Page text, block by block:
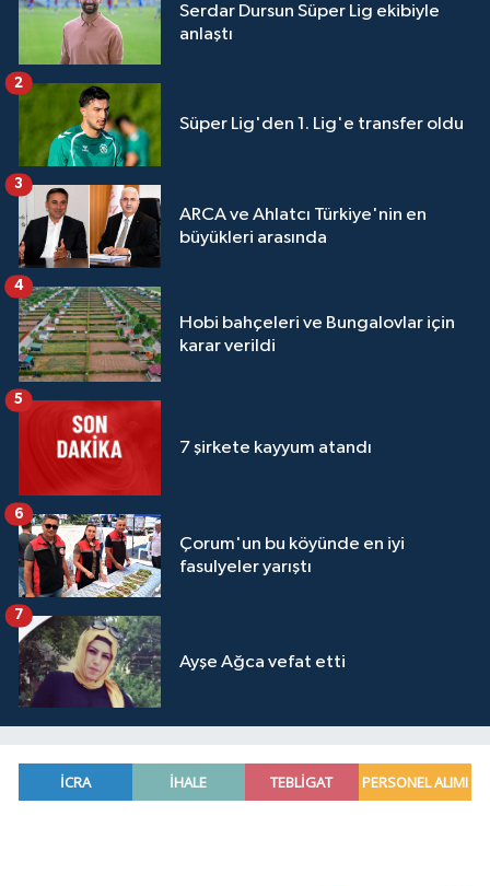
Serdar Dursun Süper Lig ekibiyle
anlaştı
Süper Lig'den 1. Lig'e transfer oldu
2
ARCA ve Ahlatcı Türkiye'nin en
büyükleri arasında
3
Hobi bahçeleri ve Bungalovlar için
karar verildi
4
7 şirkete kayyum atandı
5
Çorum'un bu köyünde en iyi
fasulyeler yarıştı
6
Ayşe Ağca vefat etti
7